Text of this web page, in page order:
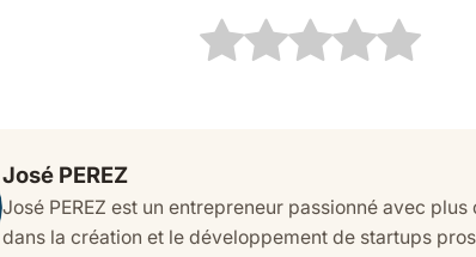
José PEREZ
José PEREZ est un entrepreneur passionné avec
dans la création et le développement de startups